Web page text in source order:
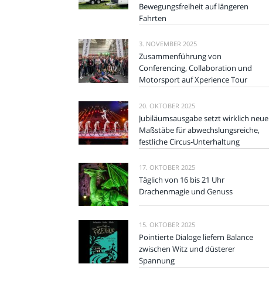
Bewegungsfreiheit auf längeren
Fahrten
3. NOVEMBER 2025
Zusammenführung von
Conferencing, Collaboration und
Motorsport auf Xperience Tour
20. OKTOBER 2025
Jubiläumsausgabe setzt wirklich neue
Maßstäbe für abwechslungsreiche,
festliche Circus-Unterhaltung
17. OKTOBER 2025
Täglich von 16 bis 21 Uhr
Drachenmagie und Genuss
15. OKTOBER 2025
Pointierte Dialoge liefern Balance
zwischen Witz und düsterer
Spannung